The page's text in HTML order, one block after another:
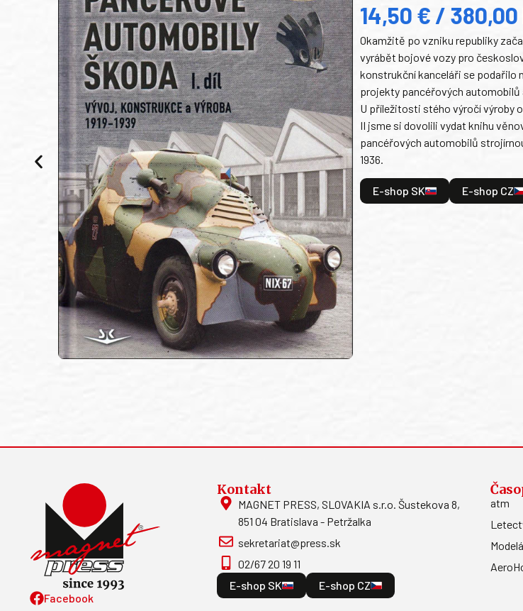
14,50 € / 380,00
Okamžitě po vzniku republiky
vyrábět bojové vozy pro
konstrukční kanceláři se podařilo
projekty pancéřových automobilů
U příležitosti stého výročí výroby
II jsme si dovolili vydat knihu
pancéřových automobilů
1936.
E-shop SK E-shop CZ
Facebook
Kontakt
MAGNET PRESS, SLOVAKIA s.r.o. Šustekova 8,
851 04 Bratislava - Petržalka
sekretariat@press.sk
02/67 20 19 11
E-shop SK
E-shop CZ
atm